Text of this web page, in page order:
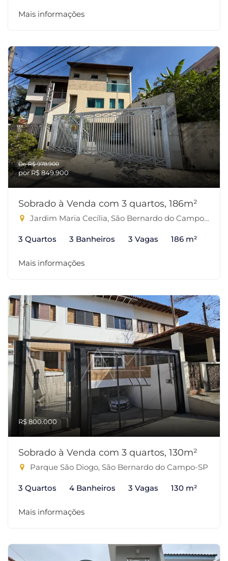
Mais informações
De R$ 978.900
por R$ 849.900
Sobrado à Venda com 3 quartos, 186m²
Jardim Maria Cecília, São Bernardo do Campo-SP
3 Quartos 3 Banheiros 3 Vagas 186 m²
Mais informações
R$ 800.000
Sobrado à Venda com 3 quartos, 130m²
Parque São Diogo, São Bernardo do Campo-SP
3 Quartos 4 Banheiros 3 Vagas 130 m²
Mais informações